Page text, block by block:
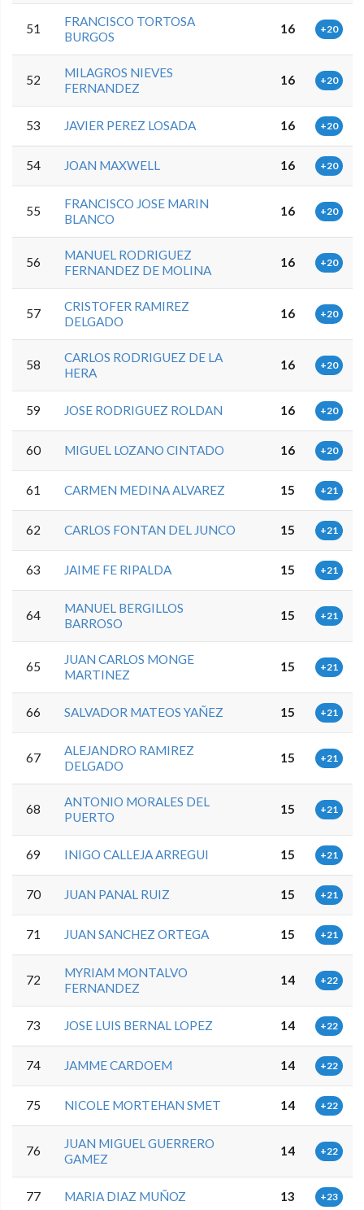
51
FRANCISCO TORTOSA
BURGOS
16 +20
52
MILAGROS NIEVES
FERNANDEZ
16 +20
53 JAVIER PEREZ LOSADA 16 +20
54 JOAN MAXWELL 16 +20
55
FRANCISCO JOSE MARIN
BLANCO
16 +20
56
MANUEL RODRIGUEZ
FERNANDEZ DE MOLINA
16 +20
57
CRISTOFER RAMIREZ
DELGADO
16 +20
58
CARLOS RODRIGUEZ DE LA
HERA
16 +20
59 JOSE RODRIGUEZ ROLDAN 16 +20
60 MIGUEL LOZANO CINTADO 16 +20
61 CARMEN MEDINA ALVAREZ 15 +21
62 CARLOS FONTAN DEL JUNCO 15 +21
63 JAIME FE RIPALDA 15 +21
64
MANUEL BERGILLOS
BARROSO
15 +21
65
JUAN CARLOS MONGE
MARTINEZ
15 +21
66 SALVADOR MATEOS YAÑEZ 15 +21
67
ALEJANDRO RAMIREZ
DELGADO
15 +21
68
ANTONIO MORALES DEL
PUERTO
15 +21
69 INIGO CALLEJA ARREGUI 15 +21
70 JUAN PANAL RUIZ 15 +21
71 JUAN SANCHEZ ORTEGA 15 +21
72
MYRIAM MONTALVO
FERNANDEZ
14 +22
73 JOSE LUIS BERNAL LOPEZ 14 +22
74 JAMME CARDOEM 14 +22
75 NICOLE MORTEHAN SMET 14 +22
76
JUAN MIGUEL GUERRERO
GAMEZ
14 +22
77 MARIA DIAZ MUÑOZ 13 +23